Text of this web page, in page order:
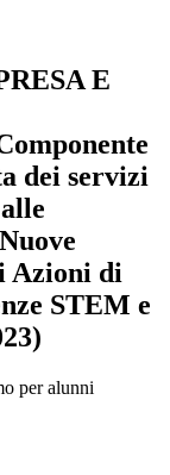
E
dei servizi
Azioni di
STEM e
per alunni